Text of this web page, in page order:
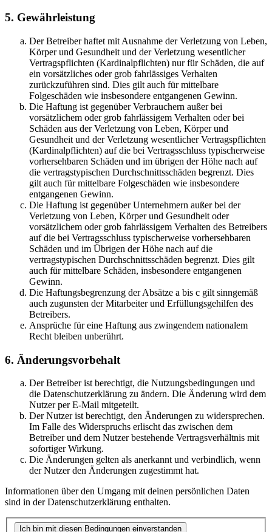
5. Gewährleistung
Der Betreiber haftet mit Ausnahme der Verletzung von Leben,
Körper und Gesundheit und der Verletzung wesentlicher
Vertragspflichten (Kardinalpflichten) nur für Schäden, die auf
ein vorsätzliches oder grob fahrlässiges Verhalten
zurückzuführen sind. Dies gilt auch für mittelbare
Folgeschäden wie insbesondere entgangenen Gewinn.
Die Haftung ist gegenüber Verbrauchern außer bei
vorsätzlichem oder grob fahrlässigem Verhalten oder bei
Schäden aus der Verletzung von Leben, Körper und
Gesundheit und der Verletzung wesentlicher Vertragspflichten
(Kardinalpflichten) auf die bei Vertragsschluss typischerweise
vorhersehbaren Schäden und im übrigen der Höhe nach auf
die vertragstypischen Durchschnittsschäden begrenzt. Dies
gilt auch für mittelbare Folgeschäden wie insbesondere
entgangenen Gewinn.
Die Haftung ist gegenüber Unternehmern außer bei der
Verletzung von Leben, Körper und Gesundheit oder
vorsätzlichem oder grob fahrlässigem Verhalten des Betreibers
auf die bei Vertragsschluss typischerweise vorhersehbaren
Schäden und im Übrigen der Höhe nach auf die
vertragstypischen Durchschnittsschäden begrenzt. Dies gilt
auch für mittelbare Schäden, insbesondere entgangenen
Gewinn.
Die Haftungsbegrenzung der Absätze a bis c gilt sinngemäß
auch zugunsten der Mitarbeiter und Erfüllungsgehilfen des
Betreibers.
Ansprüche für eine Haftung aus zwingendem nationalem
Recht bleiben unberührt.
6. Änderungsvorbehalt
Der Betreiber ist berechtigt, die Nutzungsbedingungen und
die Datenschutzerklärung zu ändern. Die Änderung wird dem
Nutzer per E-Mail mitgeteilt.
Der Nutzer ist berechtigt, den Änderungen zu widersprechen.
Im Falle des Widerspruchs erlischt das zwischen dem
Betreiber und dem Nutzer bestehende Vertragsverhältnis mit
sofortiger Wirkung.
Die Änderungen gelten als anerkannt und verbindlich, wenn
der Nutzer den Änderungen zugestimmt hat.
Informationen über den Umgang mit deinen persönlichen Daten
sind in der Datenschutzerklärung enthalten.